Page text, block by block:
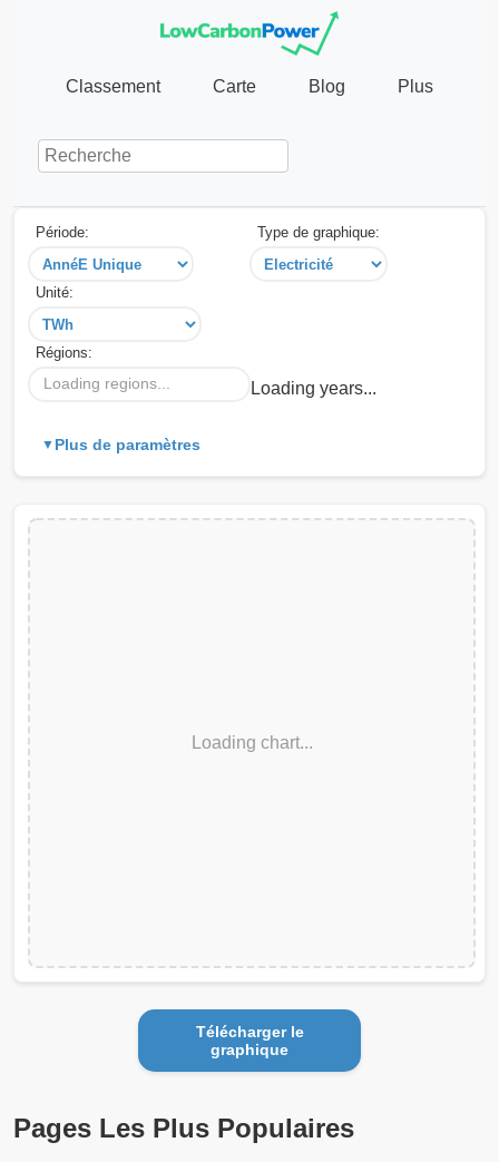
Classement Carte Blog Plus
Période: Type de graphique:
Unité:
Régions:
Loading regions... Loading years...
▼ Plus de paramètres
Loading chart...
Télécharger le
graphique
Pages Les Plus Populaires